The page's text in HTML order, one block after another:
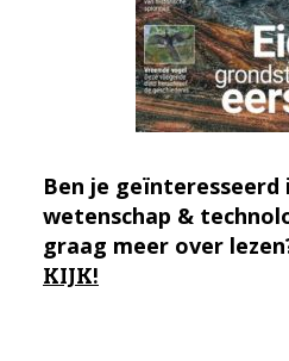
Ben je geïnteresseerd
wetenschap &
graag meer over
KIJK!